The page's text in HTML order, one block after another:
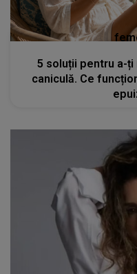
5 soluții pentru a-
caniculă. Ce